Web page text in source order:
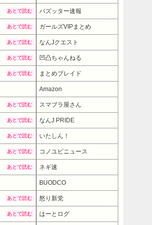
あとで読む バズッター速報
あとで読む ガールズVIPまとめ
あとで読む なんJクエスト
あとで読む 凹凸ちゃんねる
あとで読む まとめブレイド
Amazon
あとで読む スマブラ屋さん
あとで読む なんJ PRIDE
あとで読む いたしん！
あとで読む コノユビニュース
あとで読む ネギ速
BUODCO
あとで読む 怒り新党
あとで読む はーとログ